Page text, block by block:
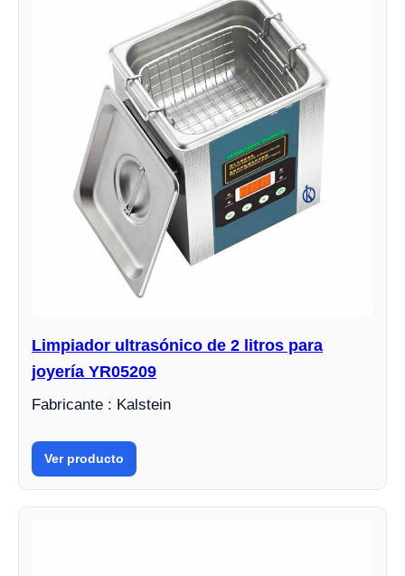
Limpiador ultrasónico de 2 litros para
joyería YR05209
Fabricante : Kalstein
Ver producto